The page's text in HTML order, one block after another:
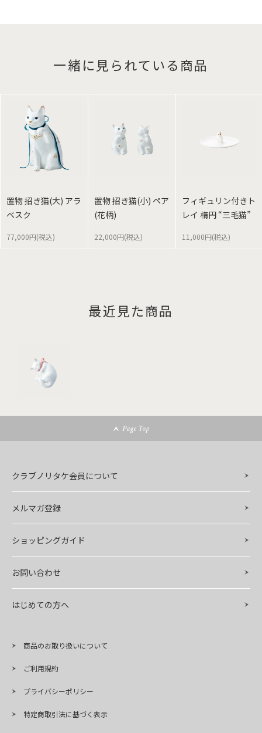
一緒に見られている商品
置物 招き猫(大) アラ
ベスク
77,000円(税込)
置物 招き猫(小) ペア
(花柄)
22,000円(税込)
フィギュリン付きト
レイ 楕円 “三毛猫”
11,000円(税込)
最近見た商品
Page Top
クラブノリタケ会員について
メルマガ登録
ショッピングガイド
お問い合わせ
はじめての方へ
商品のお取り扱いについて
ご利用規約
プライバシーポリシー
特定商取引法に基づく表示